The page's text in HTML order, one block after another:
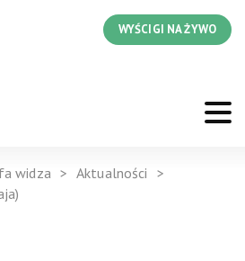
WYŚCIGI NA ŻYWO
widza
Aktualności